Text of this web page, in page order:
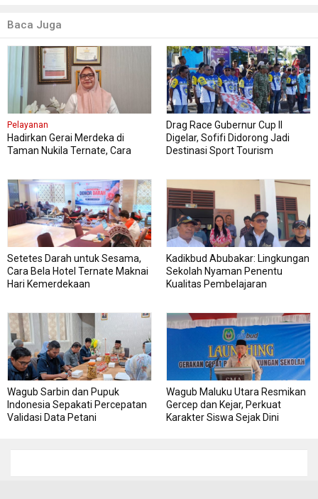
Baca Juga
Pelayanan
Hadirkan Gerai Merdeka di
Taman Nukila Ternate, Cara
Drag Race Gubernur Cup II
Digelar, Sofifi Didorong Jadi
Destinasi Sport Tourism
Setetes Darah untuk Sesama,
Cara Bela Hotel Ternate Maknai
Hari Kemerdekaan
Kadikbud Abubakar: Lingkungan
Sekolah Nyaman Penentu
Kualitas Pembelajaran
Wagub Sarbin dan Pupuk
Indonesia Sepakati Percepatan
Validasi Data Petani
Wagub Maluku Utara Resmikan
Gercep dan Kejar, Perkuat
Karakter Siswa Sejak Dini